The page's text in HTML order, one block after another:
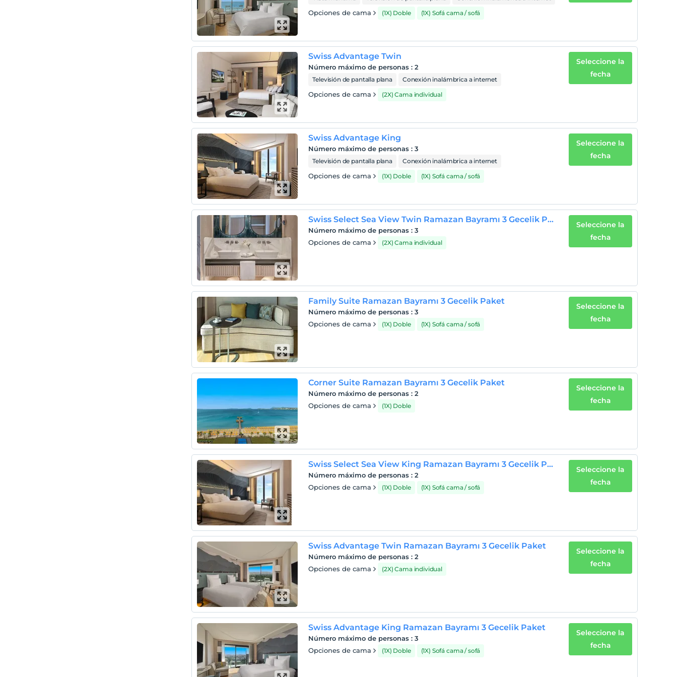
Opciones de cama (1X) Doble (1X) Sofá cama / sofá
Swiss Advantage Twin
Número máximo de personas :2
Televisión de pantalla plana Conexión inalámbrica a internet
Opciones de cama (2X) Cama individual
Seleccione la
fecha
Swiss Advantage King
Número máximo de personas :3
Televisión de pantalla plana Conexión inalámbrica a internet
Opciones de cama (1X) Doble (1X) Sofá cama / sofá
Seleccione la
fecha
Swiss Select Sea View Twin Ramazan Bayramı 3 Gecelik Paket
Número máximo de personas :3
Opciones de cama
(2X) Cama individual
Seleccione la
fecha
Family Suite Ramazan Bayramı 3 Gecelik Paket
Número máximo de personas :3
Opciones de cama
(1X) Doble (1X) Sofá cama / sofá
Seleccione la
fecha
Corner Suite Ramazan Bayramı 3 Gecelik Paket
Número máximo de personas :2
Opciones de cama
(1X) Doble
Seleccione la
fecha
Swiss Select Sea View King Ramazan Bayramı 3 Gecelik Paket
Número máximo de personas :2
Opciones de cama
(1X) Doble (1X) Sofá cama / sofá
Seleccione la
fecha
Swiss Advantage Twin Ramazan Bayramı 3 Gecelik Paket
Número máximo de personas :2
Opciones de cama
(2X) Cama individual
Seleccione la
fecha
Swiss Advantage King Ramazan Bayramı 3 Gecelik Paket
Número máximo de personas :3
Opciones de cama
(1X) Doble (1X) Sofá cama / sofá
Seleccione la
fecha